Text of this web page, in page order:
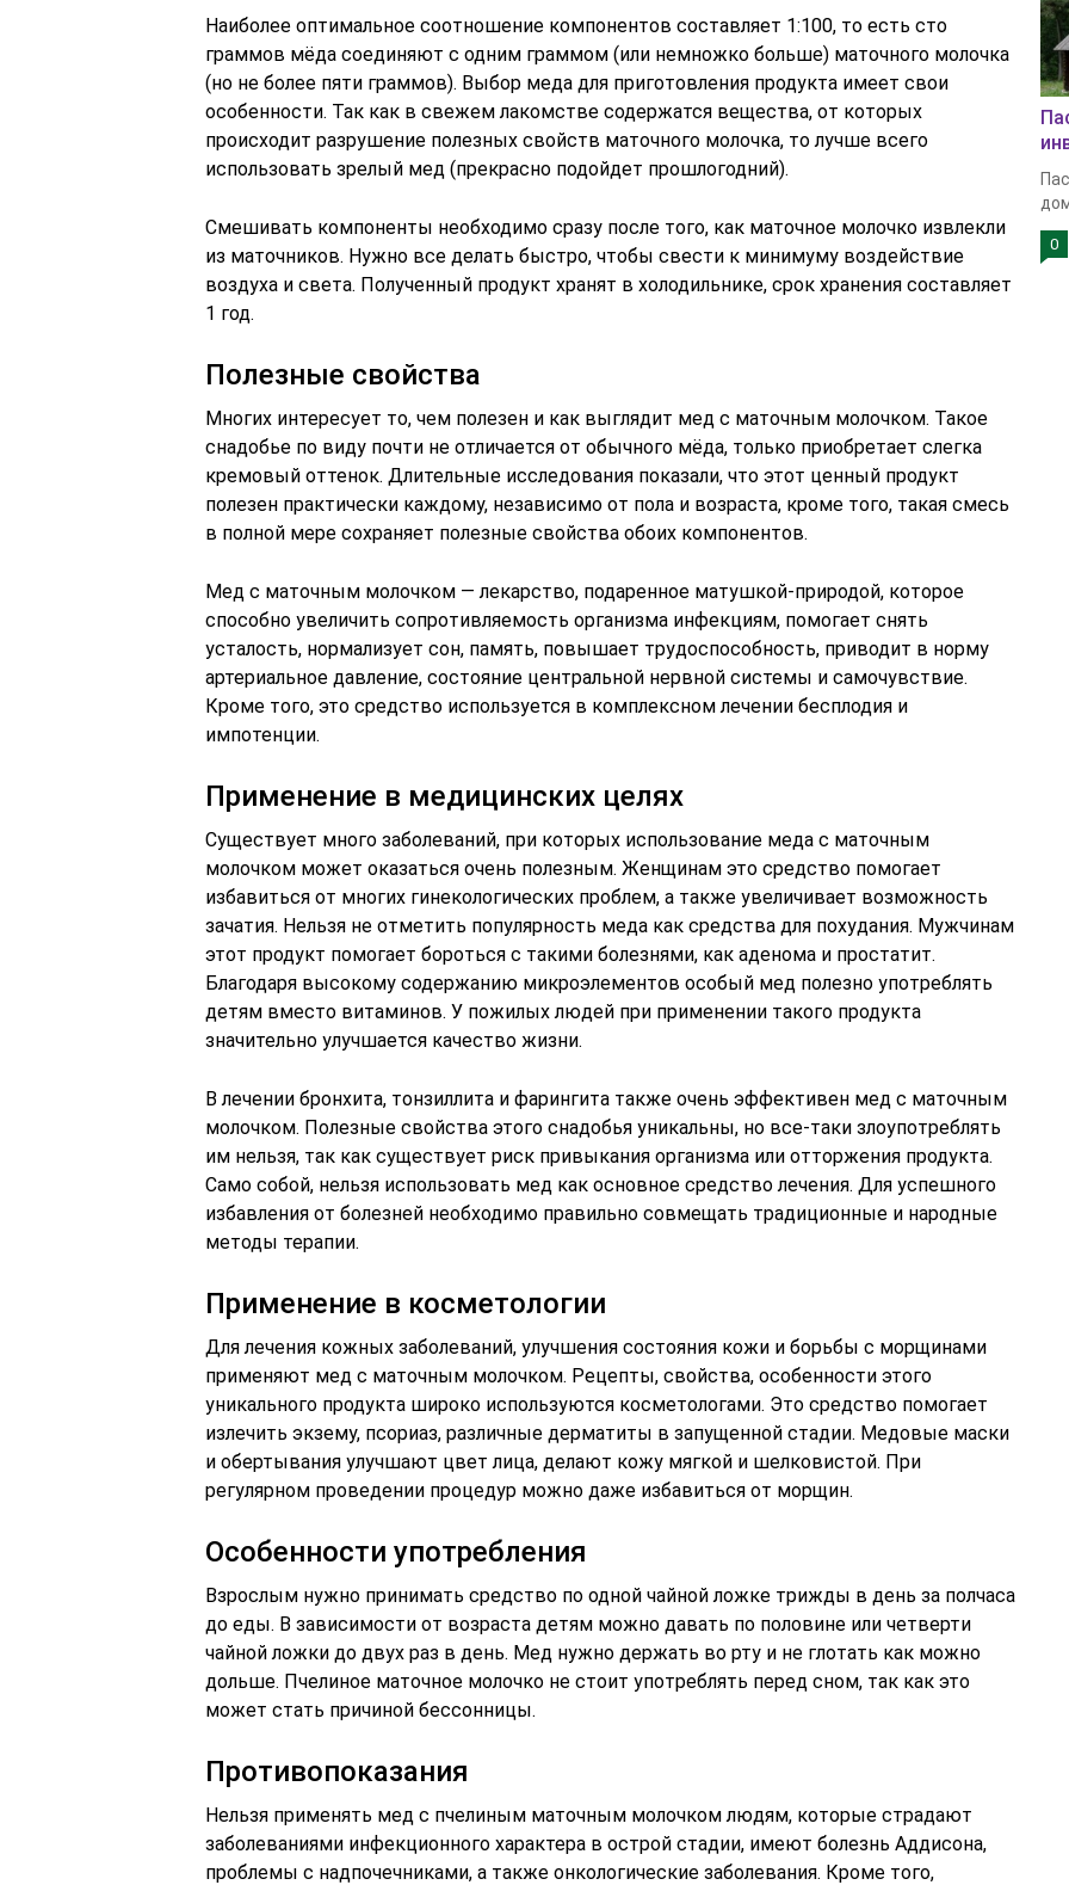
Наиболее оптимальное соотношение компонентов составляет 1:100, то есть сто
граммов мёда соединяют с одним граммом (или немножко больше) маточного молочка
(но не более пяти граммов). Выбор меда для приготовления продукта имеет свои
особенности. Так как в свежем лакомстве содержатся вещества, от которых
происходит разрушение полезных свойств маточного молочка, то лучше всего
использовать зрелый мед (прекрасно подойдет прошлогодний).
Смешивать компоненты необходимо сразу после того, как маточное молочко извлекли
из маточников. Нужно все делать быстро, чтобы свести к минимуму воздействие
воздуха и света. Полученный продукт хранят в холодильнике, срок хранения составляет
1 год.
Полезные свойства
Многих интересует то, чем полезен и как выглядит мед с маточным молочком. Такое
снадобье по виду почти не отличается от обычного мёда, только приобретает слегка
кремовый оттенок. Длительные исследования показали, что этот ценный продукт
полезен практически каждому, независимо от пола и возраста, кроме того, такая смесь
в полной мере сохраняет полезные свойства обоих компонентов.
Мед с маточным молочком — лекарство, подаренное матушкой-природой, которое
способно увеличить сопротивляемость организма инфекциям, помогает снять
усталость, нормализует сон, память, повышает трудоспособность, приводит в норму
артериальное давление, состояние центральной нервной системы и самочувствие.
Кроме того, это средство используется в комплексном лечении бесплодия и
импотенции.
Применение в медицинских целях
Существует много заболеваний, при которых использование меда с маточным
молочком может оказаться очень полезным. Женщинам это средство помогает
избавиться от многих гинекологических проблем, а также увеличивает возможность
зачатия. Нельзя не отметить популярность меда как средства для похудания. Мужчинам
этот продукт помогает бороться с такими болезнями, как аденома и простатит.
Благодаря высокому содержанию микроэлементов особый мед полезно употреблять
детям вместо витаминов. У пожилых людей при применении такого продукта
значительно улучшается качество жизни.
В лечении бронхита, тонзиллита и фарингита также очень эффективен мед с маточным
молочком. Полезные свойства этого снадобья уникальны, но все-таки злоупотреблять
им нельзя, так как существует риск привыкания организма или отторжения продукта.
Само собой, нельзя использовать мед как основное средство лечения. Для успешного
избавления от болезней необходимо правильно совмещать традиционные и народные
методы терапии.
Применение в косметологии
Для лечения кожных заболеваний, улучшения состояния кожи и борьбы с морщинами
применяют мед с маточным молочком. Рецепты, свойства, особенности этого
уникального продукта широко используются косметологами. Это средство помогает
излечить экзему, псориаз, различные дерматиты в запущенной стадии. Медовые маски
и обертывания улучшают цвет лица, делают кожу мягкой и шелковистой. При
регулярном проведении процедур можно даже избавиться от морщин.
Особенности употребления
Взрослым нужно принимать средство по одной чайной ложке трижды в день за полчаса
до еды. В зависимости от возраста детям можно давать по половине или четверти
чайной ложки до двух раз в день. Мед нужно держать во рту и не глотать как можно
дольше. Пчелиное маточное молочко не стоит употреблять перед сном, так как это
может стать причиной бессонницы.
Противопоказания
Нельзя применять мед с пчелиным маточным молочком людям, которые страдают
заболеваниями инфекционного характера в острой стадии, имеют болезнь Аддисона,
проблемы с надпочечниками, а также онкологические заболевания. Кроме того,
0